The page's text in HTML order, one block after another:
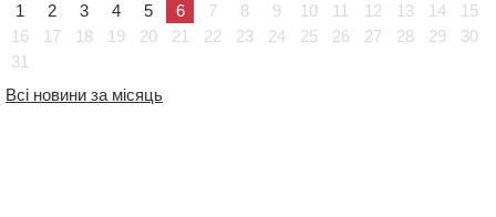
1
2 3 4 5 6 7 8 9 10 11 12 13 14
15
16
17 18 19 20 21 22 23 24 25 26 27 28 29
30
31
Всі новини за місяць